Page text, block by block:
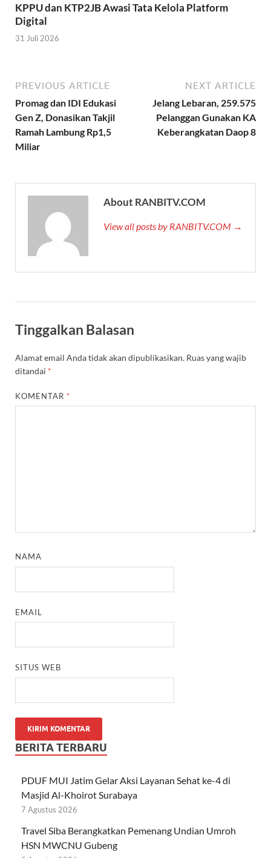
KPPU dan KTP2JB Awasi Tata Kelola Platform
Digital
31 Juli 2026
PREVIOUS ARTICLE
Promag dan IDI Edukasi
Gen Z, Donasikan Takjil
Ramah Lambung Rp1,5
Miliar
NEXT ARTICLE
Jelang Lebaran, 259.575
Pelanggan Gunakan KA
Keberangkatan Daop 8
About RANBITV.COM
View all posts by RANBITV.COM →
Tinggalkan Balasan
Alamat email Anda tidak akan dipublikasikan. Ruas yang wajib
ditandai *
KOMENTAR *
NAMA
EMAIL
SITUS WEB
BERITA TERBARU
PDUF MUI Jatim Gelar Aksi Layanan Sehat ke-4 di
Masjid Al-Khoirot Surabaya
7 Agustus 2026
Travel Siba Berangkatkan Pemenang Undian Umroh
HSN MWCNU Gubeng